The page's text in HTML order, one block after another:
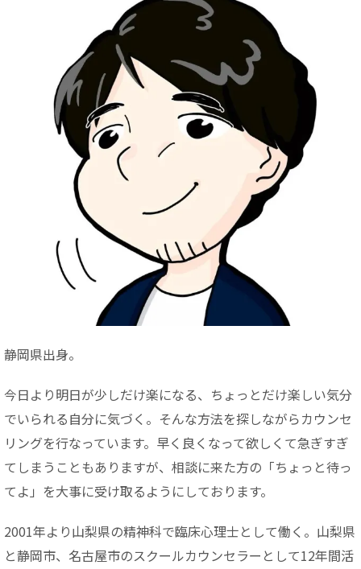
静岡県出身。
今日より明日が少しだけ楽になる、ちょっとだけ楽しい気分
でいられる自分に気づく。そんな方法を探しながらカウンセ
リングを行なっています。早く良くなって欲しくて急ぎすぎ
てしまうこともありますが、相談に来た方の「ちょっと待っ
てよ」を大事に受け取るようにしております。
2001年より山梨県の精神科で臨床心理士として働く。山梨県
と静岡市、名古屋市のスクールカウンセラーとして12年間活